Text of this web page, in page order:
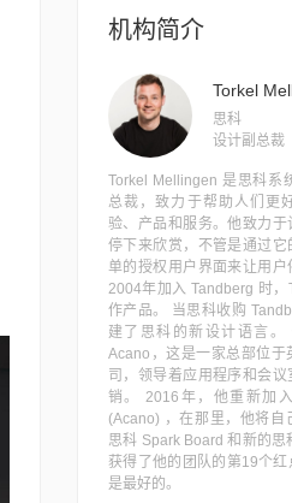
机构简介
Torkel
思科
设计副总裁
Torkel Mellingen 是思科系
总裁，致力于帮助人们更
验、产品和服务。他致力于
停下来欣赏，不管是通过它
单的授权用户界面来让用户
2004年加入 Tandberg 时，
作产品。 当思科收购
建了思科的新设计语言。
Acano，这是一家总部位于
司，领导着应用程序和会议
销。 2016年，他重新加
(Acano) ，在那里，他将自
思科 Spark Board 和新的思
获得了他的团队的第19个
是最好的。